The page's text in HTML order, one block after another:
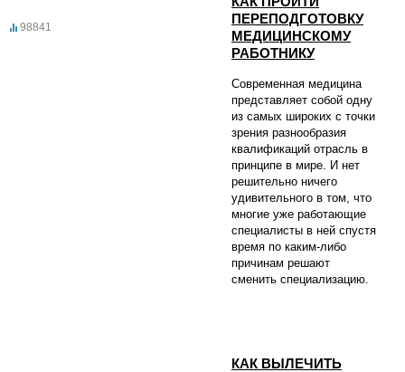
98841
ПЕРЕПОДГОТОВКУ
МЕДИЦИНСКОМУ
РАБОТНИКУ
Современная медицина
представляет собой одну
из самых широких с точки
зрения разнообразия
квалификаций отрасль в
принципе в мире. И нет
решительно ничего
удивительного в том, что
многие уже работающие
специалисты в ней спустя
время по каким-либо
причинам решают
сменить специализацию.
КАК ВЫЛЕЧИТЬ